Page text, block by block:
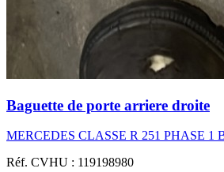
Baguette de porte arriere droite
MERCEDES CLASSE R 251 PHASE 1
Réf. CVHU : 119198980